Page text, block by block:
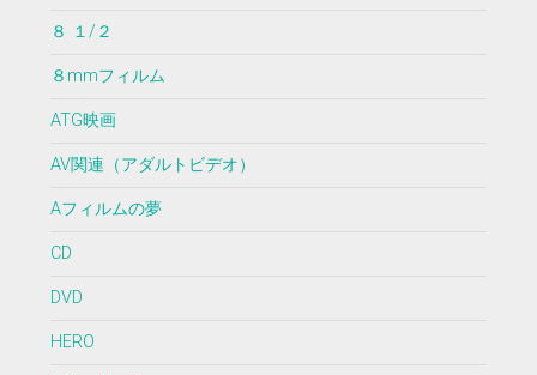
８ １/２
８mmフィルム
ATG映画
AV関連（アダルトビデオ）
Aフィルムの夢
CD
DVD
HERO